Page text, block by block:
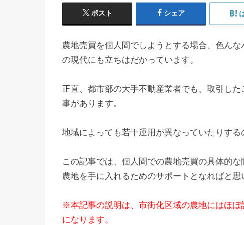
ポスト シェア
農地売買を個人間でしようとする場合、色んな
の現代にも立ちはだかっています。
正直、都市部の大手不動産業者でも、取引し
事があります。
地域によっても若干運用が異なっていたりする
この記事では、個人間での農地売買の具体的
農地を手に入れるためのサポートとなればと思
※本記事の説明は、市街化区域の農地にはほ
になります。